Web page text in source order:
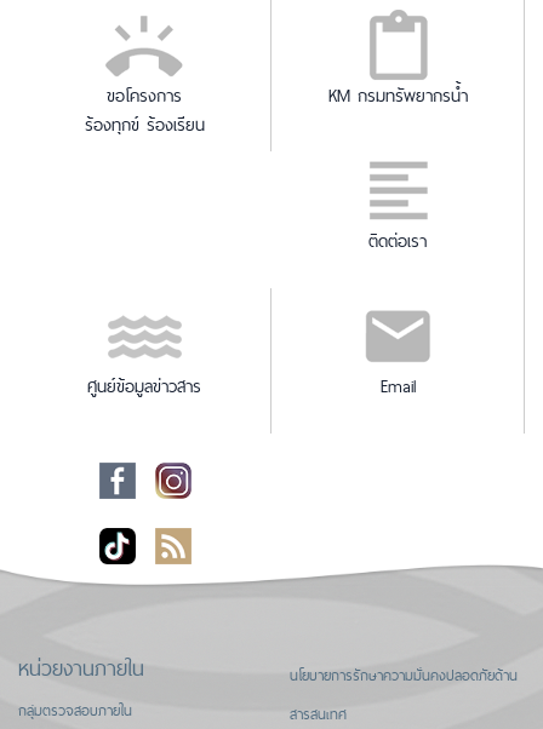
ขอโครงการ
ร้องทุกข์ ร้องเรียน
KM กรมทรัพยากรน้ำ
ติดต่อเรา
ศูนย์ข้อมูลข่าวสาร Email
หน่วยงานภายใน
กลุ่มตรวจสอบภายใน
นโยบายการรักษาความมั่นคงปลอดภัยด้าน
สารสนเทศ